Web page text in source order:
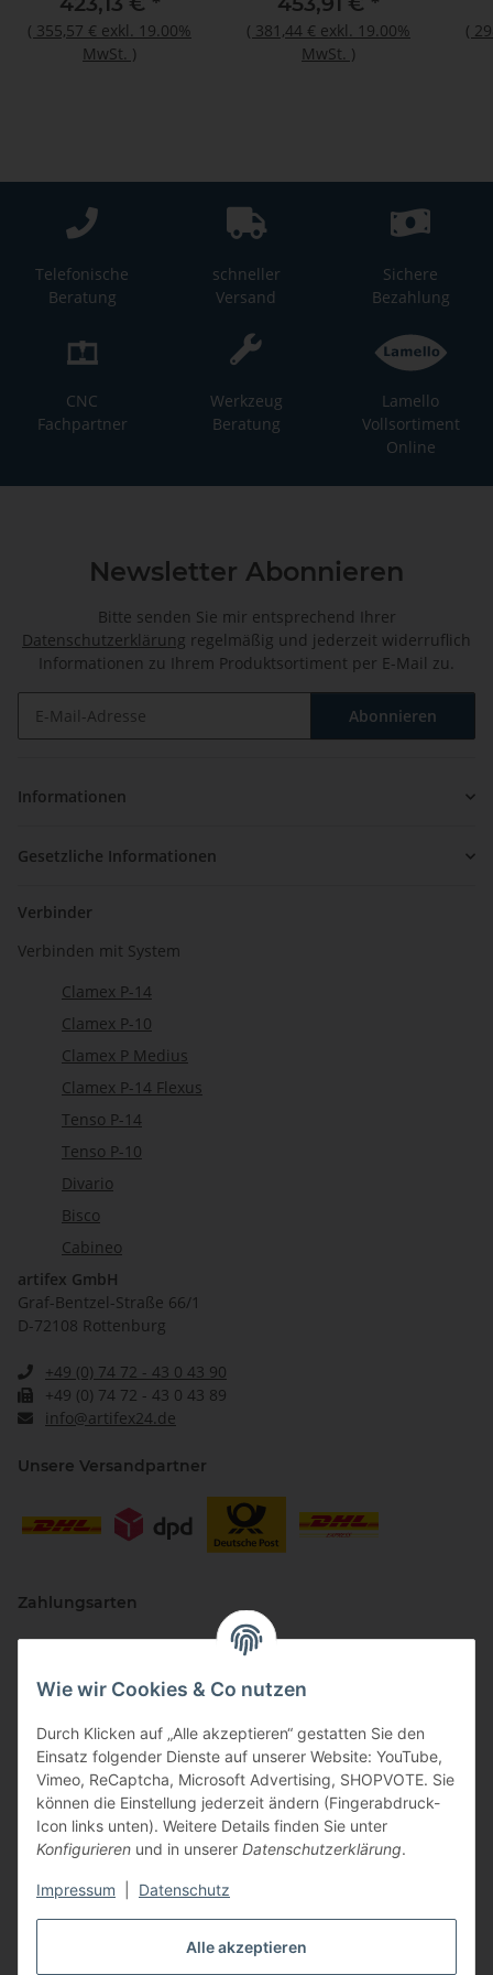
Alle akzeptieren
Wie wir Cookies & Co nutzen
Durch Klicken auf „Alle akzeptieren“ gestatten Sie den
Einsatz folgender Dienste auf unserer Website: YouTube,
Vimeo, ReCaptcha, Microsoft Advertising, SHOPVOTE. Sie
können die Einstellung jederzeit ändern (Fingerabdruck-
Icon links unten). Weitere Details finden Sie unter
Konfigurieren und in unserer Datenschutzerklärung.
Impressum Datenschutz
( 355,57 € exkl. 19.00%
MwSt. )
( 381,44 € exkl. 19.00%
MwSt. )
(
Telefonische
Beratung
schneller
Versand
Sichere
Bezahlung
CNC
Fachpartner
Werkzeug
Beratung
Lamello
Vollsortiment
Online
Newsletter Abonnieren
Bitte senden Sie mir entsprechend Ihrer
Datenschutzerklärung regelmäßig und jederzeit widerruflich
Informationen zu Ihrem Produktsortiment per E-Mail zu.
Abonnieren
Informationen
Gesetzliche Informationen
Verbinder
Verbinden mit System
Clamex P-14
Clamex P-10
Clamex P Medius
Clamex P-14 Flexus
Tenso P-14
Tenso P-10
Divario
Bisco
Cabineo
artifex GmbH
Graf-Bentzel-Straße 66/1
D-72108 Rottenburg
+49 (0) 74 72 - 43 0 43 90
+49 (0) 74 72 - 43 0 43 89
info@artifex24.de
Unsere Versandpartner
Zahlungsarten
Vertriebspartner